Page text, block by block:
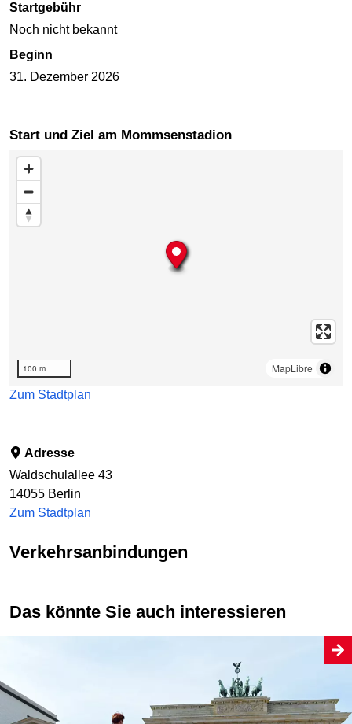
Startgebühr
Noch nicht bekannt
Beginn
31. Dezember 2026
Start und Ziel am Mommsenstadion
Karte überspringen
100 m
MapLibre
Zum Stadtplan
Adresse
Waldschulallee 43
14055 Berlin
Zum Stadtplan
Verkehrsanbindungen
Das könnte Sie auch interessieren